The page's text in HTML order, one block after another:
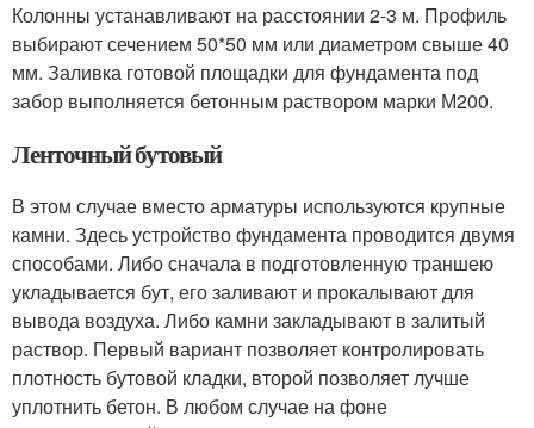
Колонны устанавливают на расстоянии 2-3 м. Профиль
выбирают сечением 50*50 мм или диаметром свыше 40
мм. Заливка готовой площадки для фундамента под
забор выполняется бетонным раствором марки М200.
Ленточный бутовый
В этом случае вместо арматуры используются крупные
камни. Здесь устройство фундамента проводится двумя
способами. Либо сначала в подготовленную траншею
укладывается бут, его заливают и прокалывают для
вывода воздуха. Либо камни закладывают в залитый
раствор. Первый вариант позволяет контролировать
плотность бутовой кладки, второй позволяет лучше
уплотнить бетон. В любом случае на фоне